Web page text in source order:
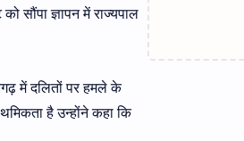
सौंपा ज्ञापन में राज्यपाल
में दलितों पर हमले के
है उन्होंने कहा कि